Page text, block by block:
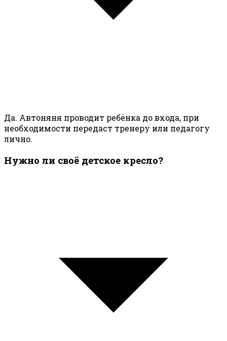
Да. Автоняня проводит ребёнка до входа, при
необходимости передаст тренеру или педагогу
лично.
Нужно ли своё детское кресло?